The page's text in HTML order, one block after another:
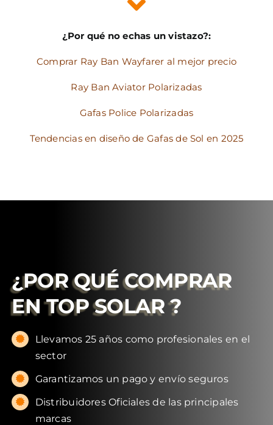
¿Por qué no echas un vistazo?:
Comprar Ray Ban Wayfarer al mejor precio
Ray Ban Aviator Polarizadas
Gafas Police Polarizadas
Tendencias en diseño de Gafas de Sol en 2025
¿POR QUÉ COMPRAR
EN TOP SOLAR ?
Llevamos 25 años como profesionales en el
sector
Garantizamos un pago y envío seguros
Distribuidores Oficiales de las principales
marcas